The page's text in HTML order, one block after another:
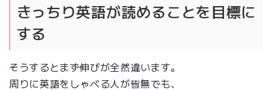
きっちり英語が読めることを目標に
する
そうするとまず伸びが全然違います。
周りに英語をしゃべる人が皆無でも、